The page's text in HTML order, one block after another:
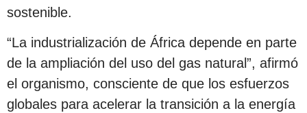
sostenible.
“La industrialización de África depende en parte
de la ampliación del uso del gas natural”, afirmó
el organismo, consciente de que los esfuerzos
globales para acelerar la transición a la energía